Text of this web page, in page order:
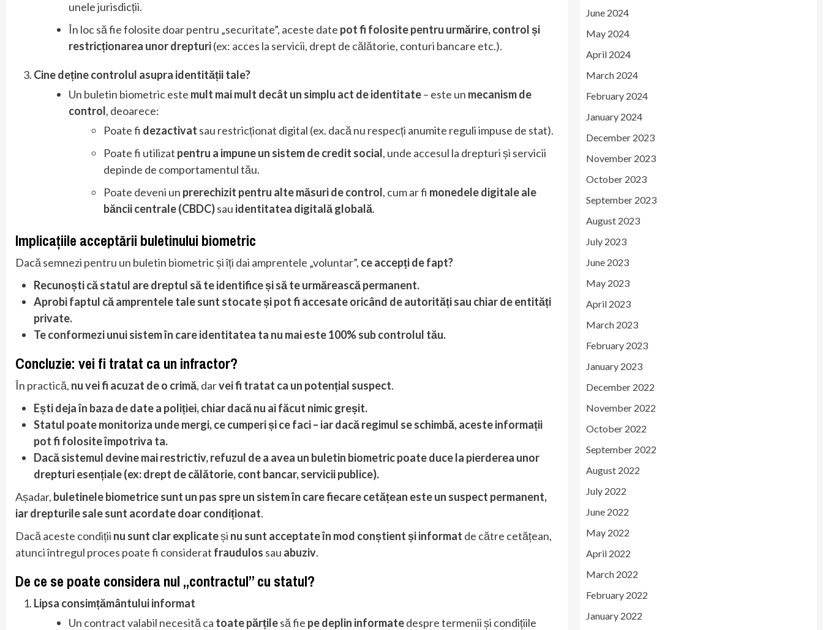
unele jurisdicții.
În loc să fie folosite doar pentru „securitate”, aceste date pot fi folosite pentru urmărire, control și
restricționarea unor drepturi(ex: acces la servicii, drept de călătorie, conturi bancare etc.).
Cine deține controlul asupra identității tale?
Un buletin biometric este mult mai mult decât un simplu act de identitate– este un mecanism de
control, deoarece:
Poate fi dezactivat sau restricționat digital (ex. dacă nu respecți anumite reguli impuse de stat).
Poate fi utilizat pentru a impune un sistem de credit social, unde accesul la drepturi și servicii
depinde de comportamentul tău.
Poate deveni un prerechizit pentru alte măsuri de control, cum ar fi monedele digitale ale
băncii centrale (CBDC)sau identitatea digitală globală.
Implicațiile acceptării buletinului biometric
Dacă semnezi pentru un buletin biometric și îți dai amprentele „voluntar”, ce accepți de fapt?
Recunoști că statul are dreptul să te identifice și să te urmărească permanent.
Aprobi faptul că amprentele tale sunt stocate și pot fi accesate oricând de autorități sau chiar de entități
private.
Te conformezi unui sistem în care identitatea ta nu mai este 100% sub controlul tău.
Concluzie: vei fi tratat ca un infractor?
În practică, nu vei fi acuzat de o crimă, darvei fi tratat ca un potențial suspect.
Ești deja în baza de date a poliției, chiar dacă nu ai făcut nimic greșit.
Statul poate monitoriza unde mergi, ce cumperi și ce faci – iar dacă regimul se schimbă, aceste informații
pot fi folosite împotriva ta.
Dacă sistemul devine mai restrictiv, refuzul de a avea un buletin biometric poate duce la pierderea unor
drepturi esențiale (ex: drept de călătorie, cont bancar, servicii publice).
Așadar, buletinele biometrice sunt un pas spre un sistem în care fiecare cetățean este un suspect permanent,
iar drepturile sale sunt acordate doar condiționat.
Dacă aceste condiții nu sunt clar explicateși nu sunt acceptate în mod conștient și informat de către cetățean,
atunci întregul proces poate fi considerat fraudulos sau abuziv.
De ce se poate considera nul „contractul” cu statul?
Lipsa consimțământului informat
Un contract valabil necesită ca toate părțilesă fie pe deplin informatedespre termenii și condițiile
June 2024
May 2024
April 2024
March 2024
February 2024
January 2024
December 2023
November 2023
October 2023
September 2023
August 2023
July 2023
June 2023
May 2023
April 2023
March 2023
February 2023
January 2023
December 2022
November 2022
October 2022
September 2022
August 2022
July 2022
June 2022
May 2022
April 2022
March 2022
February 2022
January 2022